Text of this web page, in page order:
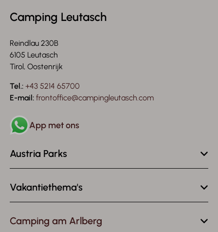
Camping Leutasch
Reindlau 230B
6105 Leutasch
Tirol, Oostenrijk
Tel.: +43 5214 65700
E-mail: frontoffice@campingleutasch.com
App met ons
Austria Parks
Vakantiethema's
Camping am Arlberg